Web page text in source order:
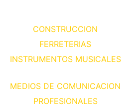
CONSTRUCCION
FERRETERIAS
INSTRUMENTOS MUSICALES
MEDIOS DE COMUNICACION
PROFESIONALES